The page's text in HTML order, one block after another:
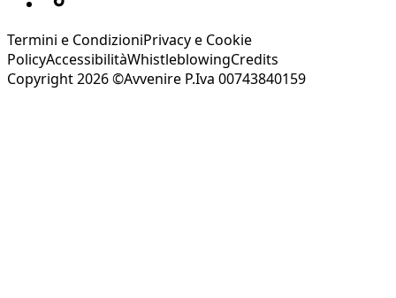
Termini e CondizioniPrivacy e Cookie
PolicyAccessibilitàWhistleblowingCredits
Copyright 2026 ©Avvenire P.Iva 00743840159